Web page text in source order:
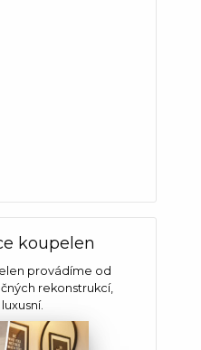
koupelen
provádíme od
rekonstrukcí,